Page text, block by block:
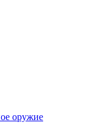
оружие